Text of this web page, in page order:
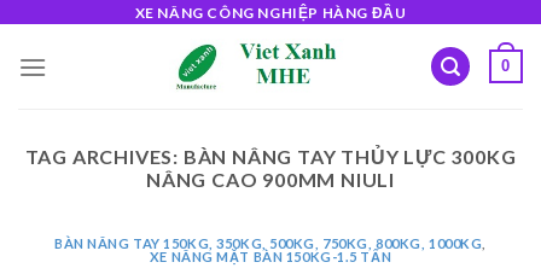
content
XE NÂNG CÔNG NGHIỆP HÀNG ĐẦU
0
TAG ARCHIVES: BÀN NÂNG TAY THỦY LỰC 300KG
NÂNG CAO 900MM NIULI
BÀN NÂNG TAY 150KG, 350KG, 500KG, 750KG, 800KG, 1000KG
XE NÂNG MẶT BÀN 150KG-1.5 TẤN